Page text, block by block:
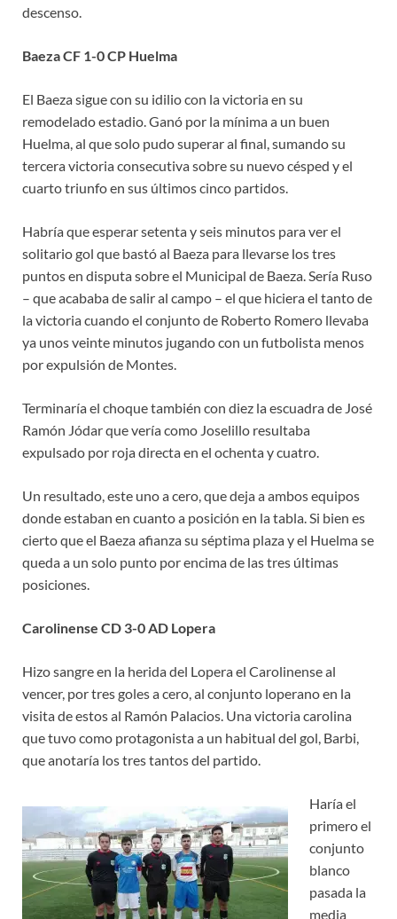
descenso.
Baeza CF 1-0 CP Huelma
El Baeza sigue con su idilio con la victoria en su
remodelado estadio. Ganó por la mínima a un buen
Huelma, al que solo pudo superar al final, sumando su
tercera victoria consecutiva sobre su nuevo césped y el
cuarto triunfo en sus últimos cinco partidos.
Habría que esperar setenta y seis minutos para ver el
solitario gol que bastó al Baeza para llevarse los tres
puntos en disputa sobre el Municipal de Baeza. Sería Ruso
– que acababa de salir al campo – el que hiciera el tanto de
la victoria cuando el conjunto de Roberto Romero llevaba
ya unos veinte minutos jugando con un futbolista menos
por expulsión de Montes.
Terminaría el choque también con diez la escuadra de José
Ramón Jódar que vería como Joselillo resultaba
expulsado por roja directa en el ochenta y cuatro.
Un resultado, este uno a cero, que deja a ambos equipos
donde estaban en cuanto a posición en la tabla. Si bien es
cierto que el Baeza afianza su séptima plaza y el Huelma se
queda a un solo punto por encima de las tres últimas
posiciones.
Carolinense CD 3-0 AD Lopera
Hizo sangre en la herida del Lopera el Carolinense al
vencer, por tres goles a cero, al conjunto loperano en la
visita de estos al Ramón Palacios. Una victoria carolina
que tuvo como protagonista a un habitual del gol, Barbi,
que anotaría los tres tantos del partido.
Haría el
primero el
conjunto
blanco
pasada la
media